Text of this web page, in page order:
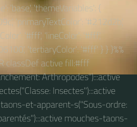
'base', 'themeVariables': {
'primaryTextColor': '#212d2b',
'#fff', 'lineColor': '#fff',
'tertiaryColor': '#fff' } } }%%
classDef active fill:#fff
Arthropodes"):::active
Insectes"):::active
et-apparent-s("Sous-ordre:
mouches-taons-